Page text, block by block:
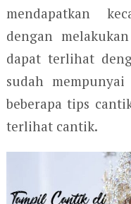
mendapatkan
dengan
dapat terlihat
sudah
beberapa tips
terlihat cantik.